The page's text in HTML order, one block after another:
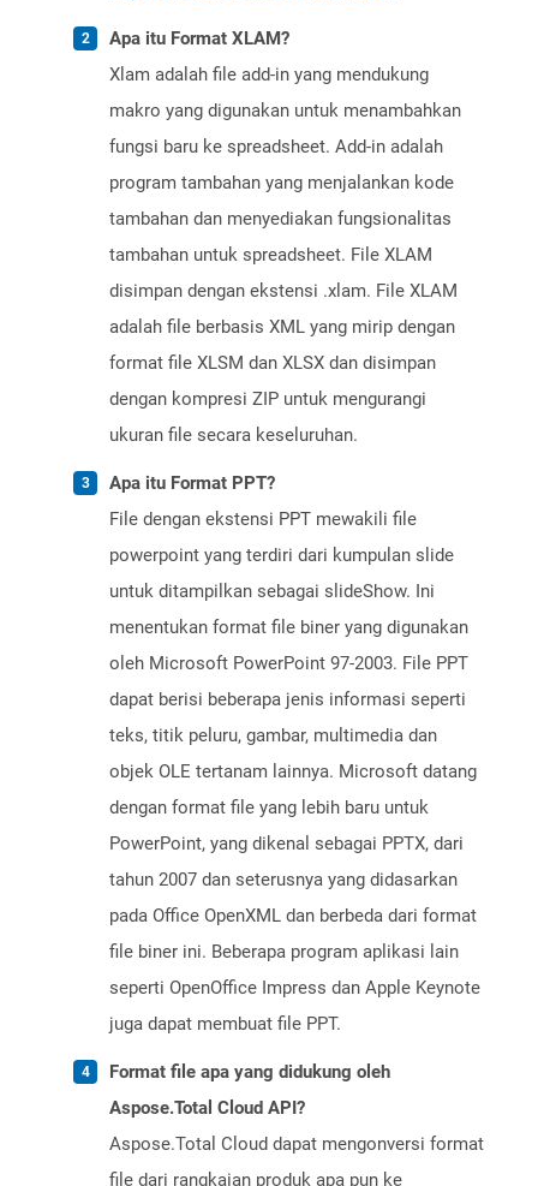
Apa itu Format XLAM?
Xlam adalah file add-in yang mendukung
makro yang digunakan untuk menambahkan
fungsi baru ke spreadsheet. Add-in adalah
program tambahan yang menjalankan kode
tambahan dan menyediakan fungsionalitas
tambahan untuk spreadsheet. File XLAM
disimpan dengan ekstensi .xlam. File XLAM
adalah file berbasis XML yang mirip dengan
format file XLSM dan XLSX dan disimpan
dengan kompresi ZIP untuk mengurangi
ukuran file secara keseluruhan.
Apa itu Format PPT?
File dengan ekstensi PPT mewakili file
powerpoint yang terdiri dari kumpulan slide
untuk ditampilkan sebagai slideShow. Ini
menentukan format file biner yang digunakan
oleh Microsoft PowerPoint 97-2003. File PPT
dapat berisi beberapa jenis informasi seperti
teks, titik peluru, gambar, multimedia dan
objek OLE tertanam lainnya. Microsoft datang
dengan format file yang lebih baru untuk
PowerPoint, yang dikenal sebagai PPTX, dari
tahun 2007 dan seterusnya yang didasarkan
pada Office OpenXML dan berbeda dari format
file biner ini. Beberapa program aplikasi lain
seperti OpenOffice Impress dan Apple Keynote
juga dapat membuat file PPT.
Format file apa yang didukung oleh
Aspose.Total Cloud API?
Aspose.Total Cloud dapat mengonversi format
file dari rangkaian produk apa pun ke